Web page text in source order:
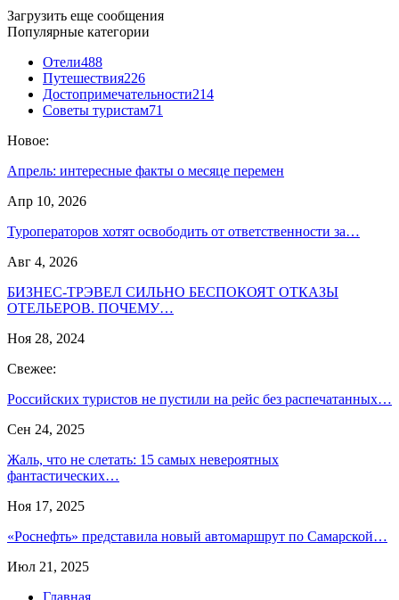
Загрузить еще сообщения
Популярные категории
Отели488
Путешествия226
Достопримечательности214
Советы туристам71
Новое:
Апрель: интересные факты о месяце перемен
Апр 10, 2026
Туроператоров хотят освободить от ответственности за…
Авг 4, 2026
БИЗНЕС-ТРЭВЕЛ СИЛЬНО БЕСПОКОЯТ ОТКАЗЫ
ОТЕЛЬЕРОВ. ПОЧЕМУ…
Ноя 28, 2024
Свежее:
Российских туристов не пустили на рейс без распечатанных…
Сен 24, 2025
Жаль, что не слетать: 15 самых невероятных
фантастических…
Ноя 17, 2025
«Роснефть» представила новый автомаршрут по Самарской…
Июл 21, 2025
Главная